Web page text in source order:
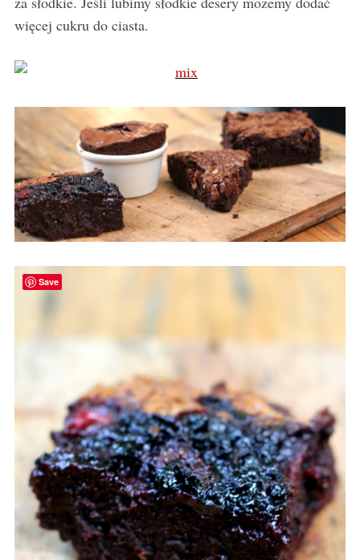
więcej cukru do ciasta.
Save